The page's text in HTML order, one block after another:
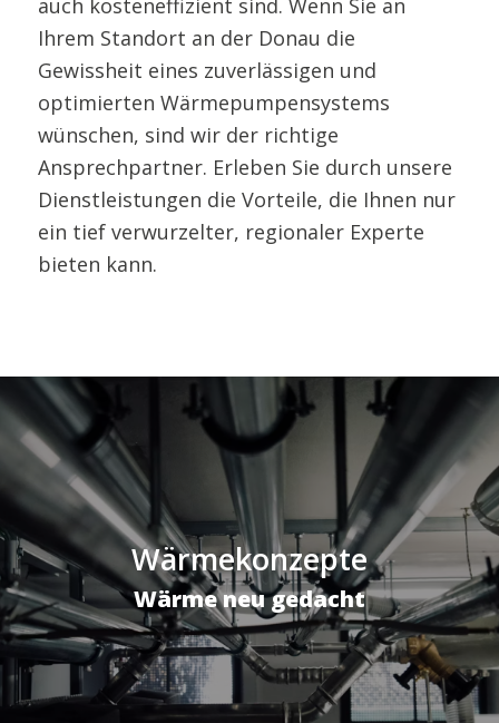
auch kosteneffizient sind. Wenn Sie an
Ihrem Standort an der Donau die
Gewissheit eines zuverlässigen und
optimierten Wärmepumpensystems
wünschen, sind wir der richtige
Ansprechpartner. Erleben Sie durch unsere
Dienstleistungen die Vorteile, die Ihnen nur
ein tief verwurzelter, regionaler Experte
bieten kann.
Wärmekonzepte
Wärme neu gedacht